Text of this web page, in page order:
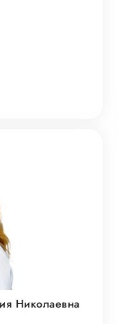
Николаевна